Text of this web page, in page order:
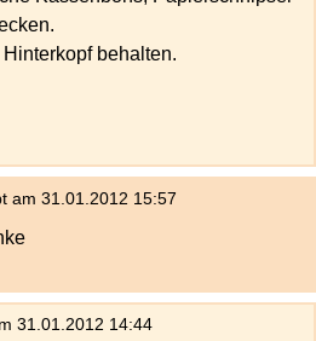
behalten.
am 31.01.2012 15:57
31.01.2012 14:44